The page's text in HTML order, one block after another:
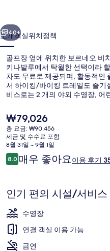
라
&
스
위
트
의
사
진
갤
리
다음
40+
소개객실위치정책
골프장 옆에 위치한 보르네오 비
키나발루에서 탁월한 선택이라
차도 무료로 제공되며, 활동적인
서 하이킹/바이킹 트레일도 즐기
비스로는 2 개의 야외 수영장, 어
현
재
가
격
은
₩79,026
₩79,026
총 요금: ₩90,456
세금 및 수수료 포함
8월 31일 ~ 9월 1일
이
용
기
8.010점 만점 중 8.0점.
매우 좋아요이용 후기
인기 편의 시설/서비스
수영장
연결 객실 이용 가능
금연